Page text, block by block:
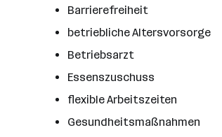
Barrierefreiheit
betriebliche Altersvorsorge
Betriebsarzt
Essenszuschuss
flexible Arbeitszeiten
Gesundheitsmaßnahmen